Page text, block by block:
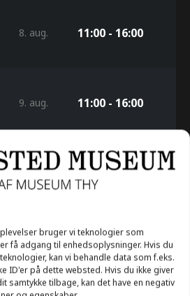
bruger vi teknologier som
få adgang til enhedsoplysninger. Hvis du
kan vi behandle data som f.eks.
ID'er på dette websted. Hvis du ikke giver
samtykke tilbage, kan det have en negativ
8. aug. 11:00 - 16:00
9. aug. 11:00 - 16:00